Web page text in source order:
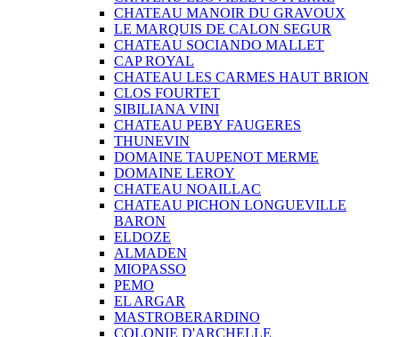
CHATEAU MANOIR DU GRAVOUX
LE MARQUIS DE CALON SEGUR
CHATEAU SOCIANDO MALLET
CAP ROYAL
CHATEAU LES CARMES HAUT BRION
CLOS FOURTET
SIBILIANA VINI
CHATEAU PEBY FAUGERES
THUNEVIN
DOMAINE TAUPENOT MERME
DOMAINE LEROY
CHATEAU NOAILLAC
CHATEAU PICHON LONGUEVILLE
BARON
ELDOZE
ALMADEN
MIOPASSO
PEMO
EL ARGAR
MASTROBERARDINO
COLONIE D'ARCHELLE